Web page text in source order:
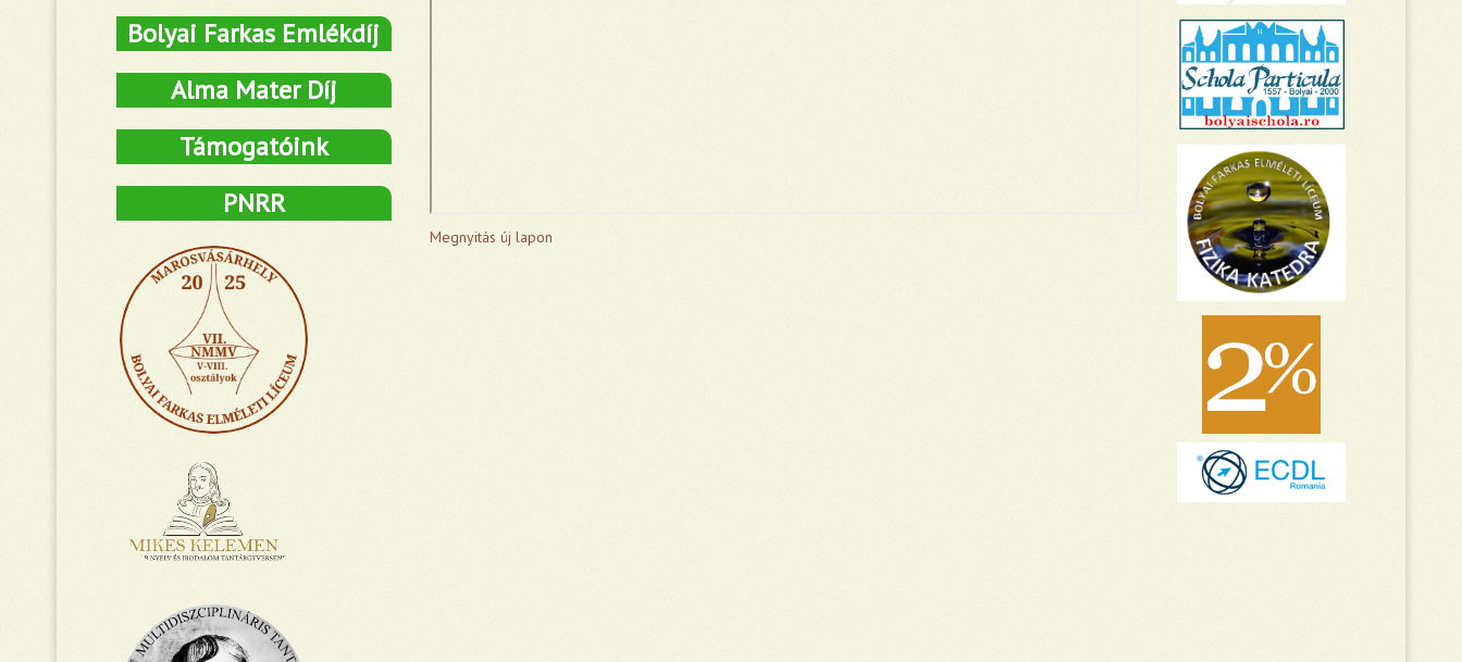
Megnyitás új lapon
Bolyai Farkas Emlékdíj
Alma Mater Díj
Támogatóink
PNRR